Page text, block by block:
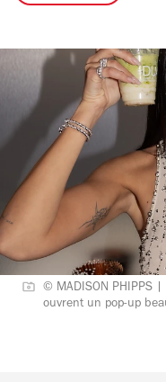
© MADISON PHIPPS
ouvrent un pop-up